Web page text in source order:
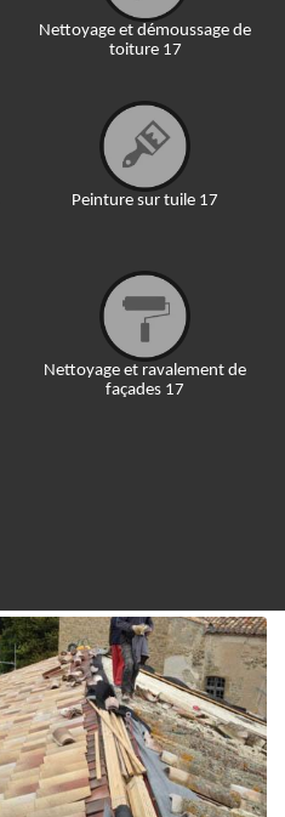
Nettoyage et démoussage de
toiture 17
Peinture sur tuile 17
Nettoyage et ravalement de
façades 17